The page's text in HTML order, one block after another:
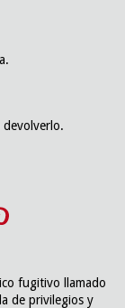
fugitivo llamado
de privilegios y